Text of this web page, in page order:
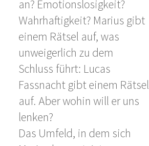
an? Emotionslosigkeit?
Wahrhaftigkeit? Marius gibt
einem Rätsel auf, was
unweigerlich zu dem
Schluss führt: Lucas
Fassnacht gibt einem Rätsel
auf. Aber wohin will er uns
lenken?
Das Umfeld, in dem sich